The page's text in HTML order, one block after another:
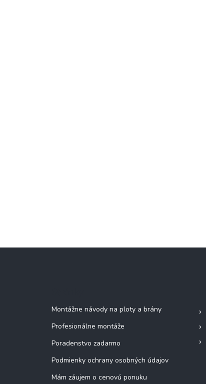
Montážne návody na ploty a brány
Profesionálne montáže
Poradenstvo zadarmo
Podmienky ochrany osobných údajov
Mám záujem o cenovú ponuku